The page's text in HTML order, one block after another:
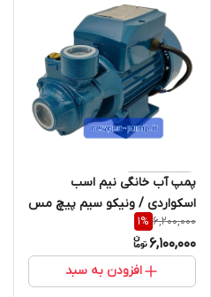
پمپ آب خانگی نیم اسب
اسکواردی / ونیکو سیم پیچ مس
6,200,000
1%
6,100,000
افزودن به سبد